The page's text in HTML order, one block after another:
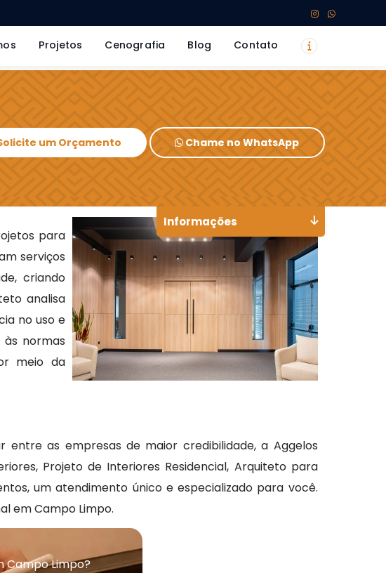
Projetos Cenografia Blog Contato
um Orçamento Chame no WhatsApp
para
serviços
criando
analisa
no uso e
às normas
meio da
entre as empresas de maior credibilidade, a Aggelos
Projeto de Interiores Residencial, Arquiteto para
um atendimento único e especializado para você.
em Campo Limpo.
Campo Limpo?
Informações